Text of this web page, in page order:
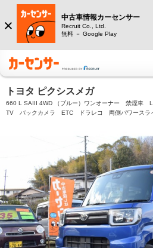
中古車情報カーセンサー
Recruit Co., Ltd.
無料 － Google Play
トヨタ ピクシスメガ
660 L SAIII 4WD （ブルー）ワンオーナー 禁煙車
TV バックカメラ ETC ドラレコ 両側パワースラ